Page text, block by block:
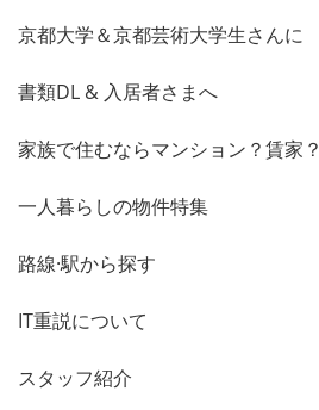
京都大学＆京都芸術大学生さんに
書類DL & 入居者さまへ
家族で住むならマンション？賃家？
一人暮らしの物件特集
路線·駅から探す
IT重説について
スタッフ紹介